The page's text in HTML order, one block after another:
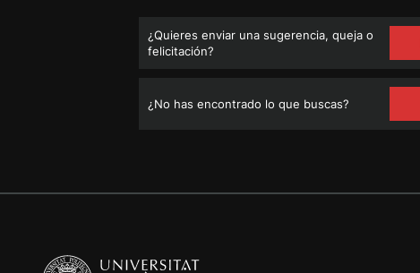
¿Quieres enviar una sugerencia, queja o
felicitación?
¿No has encontrado lo que buscas?